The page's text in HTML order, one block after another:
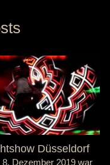
Düsseldorf
8. Dezember 2019 war